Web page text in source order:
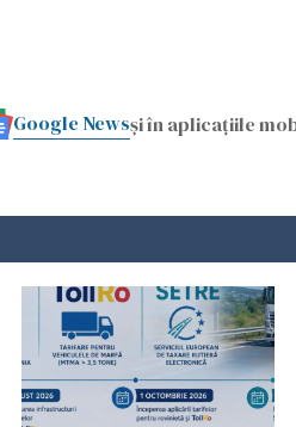
Google Newsși în aplicațiile